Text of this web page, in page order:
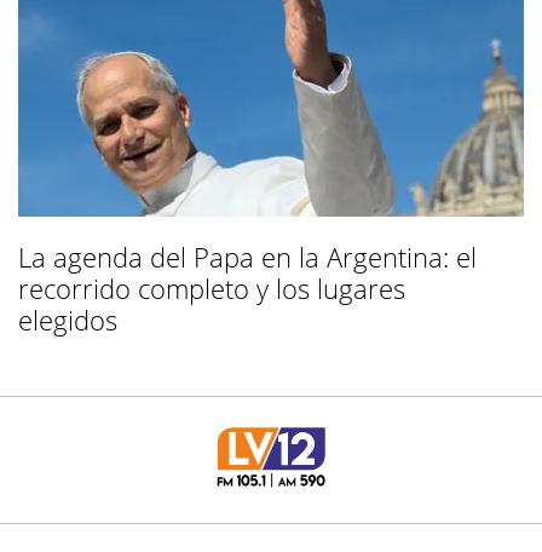
La agenda del Papa en la Argentina: el
recorrido completo y los lugares
elegidos